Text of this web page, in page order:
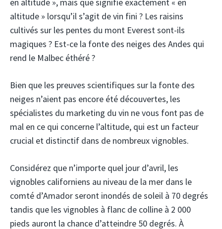
altitude » lorsqu’il s’agit de vin fini ? Les raisins
cultivés sur les pentes du mont Everest sont-ils
magiques ? Est-ce la fonte des neiges des Andes qui
rend le Malbec éthéré ?
Bien que les preuves scientifiques sur la fonte des
neiges n’aient pas encore été découvertes, les
spécialistes du marketing du vin ne vous font pas de
mal en ce qui concerne l’altitude, qui est un facteur
crucial et distinctif dans de nombreux vignobles.
Considérez que n’importe quel jour d’avril, les
vignobles californiens au niveau de la mer dans le
comté d’Amador seront inondés de soleil à 70 degrés
tandis que les vignobles à flanc de colline à 2 000
pieds auront la chance d’atteindre 50 degrés. À